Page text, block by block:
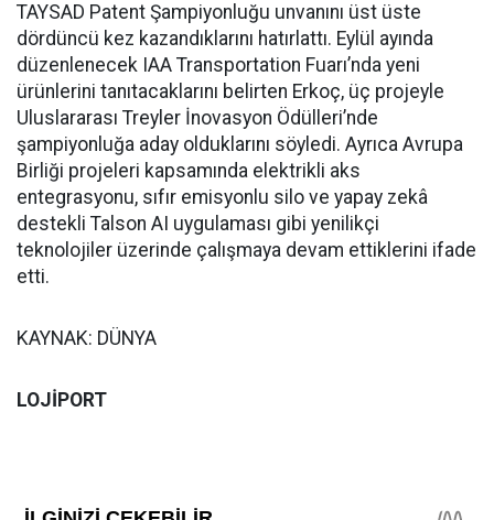
TAYSAD Patent Şampiyonluğu unvanını üst üste
dördüncü kez kazandıklarını hatırlattı. Eylül ayında
düzenlenecek IAA Transportation Fuarı’nda yeni
ürünlerini tanıtacaklarını belirten Erkoç, üç projeyle
Uluslararası Treyler İnovasyon Ödülleri’nde
şampiyonluğa aday olduklarını söyledi. Ayrıca Avrupa
Birliği projeleri kapsamında elektrikli aks
entegrasyonu, sıfır emisyonlu silo ve yapay zekâ
destekli Talson AI uygulaması gibi yenilikçi
teknolojiler üzerinde çalışmaya devam ettiklerini ifade
etti.
KAYNAK: DÜNYA
LOJİPORT